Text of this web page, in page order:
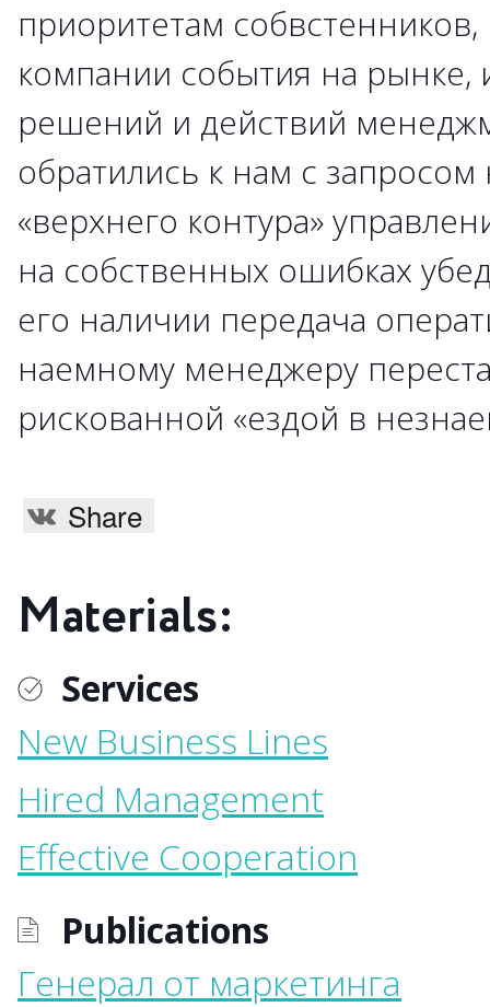
приоритетам
компании события на рынке,
решений и действий
обратились к нам с запросом
«верхнего контура»
на собственных ошибках
его наличии передача
наемному менеджеру
рискованной «ездой в
Share
Materials:
Services
New Business Lines
Hired Management
Effective Cooperation
Publications
Генерал от маркетинга